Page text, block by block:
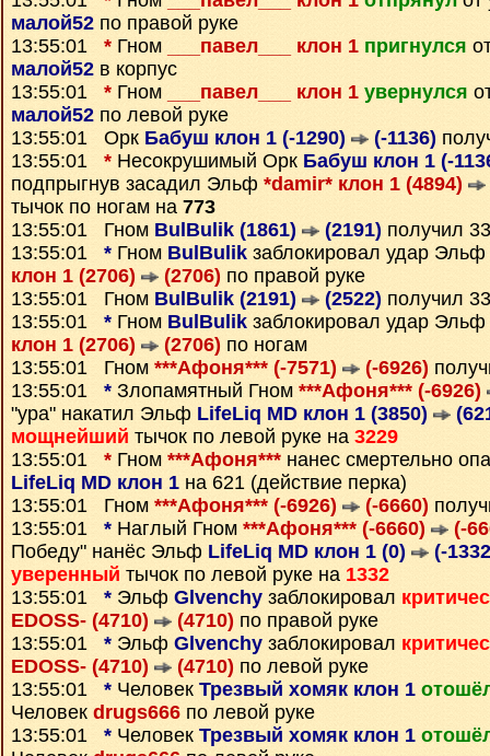
малой52 по правой руке
13:55:01 * Гном ___павел___ клон 1 пригнулся
малой52 в корпус
13:55:01 * Гном ___павел___ клон 1 увернулся
малой52 по левой руке
13:55:01 Орк Бабуш клон 1 (-1290) (-1136)
13:55:01 * Несокрушимый Орк Бабуш клон 1 (-
подпрыгнув засадил Эльф *damir* клон 1 (4894)
тычок по ногам на 773
13:55:01 Гном BulBulik (1861) (2191) получил
13:55:01 * Гном BulBulik заблокировал удар Эльф
клон 1 (2706)
(2706) по правой руке
13:55:01 Гном BulBulik (2191) (2522) получил
13:55:01 * Гном BulBulik заблокировал удар Эльф
клон 1 (2706)
(2706) по ногам
13:55:01 Гном ***Афоня*** (-7571) (-6926)
13:55:01 * Злопамятный Гном ***Афоня*** (-6926)
"ура" накатил Эльф LifeLiq MD клон 1 (3850)
мощнейший тычок по левой руке на 3229
13:55:01 * Гном ***Афоня*** нанес смертельно
LifeLiq MD клон 1 на 621 (действие перка)
13:55:01 Гном ***Афоня*** (-6926) (-6660)
13:55:01 * Наглый Гном ***Афоня*** (-6660)
(-
Победу" нанёс Эльф LifeLiq MD клон 1 (0)
(-
уверенный тычок по левой руке на 1332
13:55:01 * Эльф Glvenchy заблокировал
EDOSS- (4710)
(4710) по правой руке
13:55:01 * Эльф Glvenchy заблокировал
EDOSS- (4710)
(4710) по левой руке
13:55:01 * Человек Трезвый хомяк клон 1
Человек drugs666 по левой руке
13:55:01 * Человек Трезвый хомяк клон 1